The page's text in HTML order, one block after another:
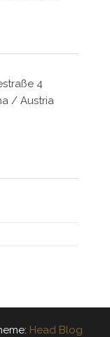
4
/ Austria
Head Blog